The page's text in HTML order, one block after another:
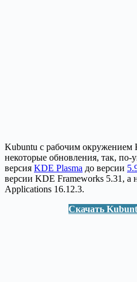
Kubuntu с рабочим окружением
некоторые обновления, так,
версия KDE Plasma до версии
версии KDE Frameworks 5.31,
Applications 16.12.3.
Скачать